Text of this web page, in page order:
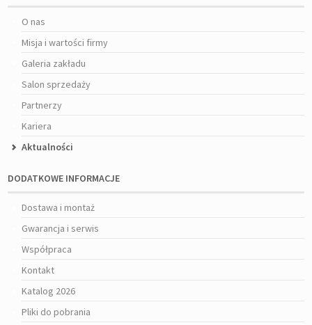
O nas
Misja i wartości firmy
Galeria zakładu
Salon sprzedaży
Partnerzy
Kariera
Aktualności
DODATKOWE INFORMACJE
Dostawa i montaż
Gwarancja i serwis
Współpraca
Kontakt
Katalog 2026
Pliki do pobrania